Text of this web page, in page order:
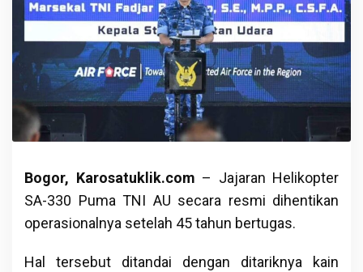
Bogor, Karosatuklik.com – Jajaran Helikopter
SA-330 Puma TNI AU secara resmi dihentikan
operasionalnya setelah 45 tahun bertugas.
Hal tersebut ditandai dengan ditariknya kain